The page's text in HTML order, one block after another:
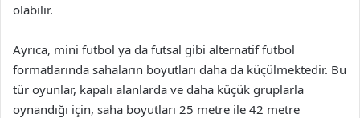
olabilir.
Ayrıca, mini futbol ya da futsal gibi alternatif futbol
formatlarında sahaların boyutları daha da küçülmektedir. Bu
tür oyunlar, kapalı alanlarda ve daha küçük gruplarla
oynandığı için, saha boyutları 25 metre ile 42 metre